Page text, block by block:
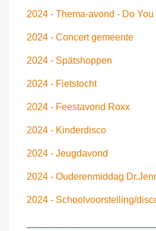
2024 - Thema-avond - Do
2024 - Concert gemeente
2024 - Spätshoppen
2024 - Fietstocht
2024 - Feestavond Roxx
2024 - Kinderdisco
2024 - Jeugdavond
2024 - Ouderenmiddag
2024 - Schoolvoorstelling/